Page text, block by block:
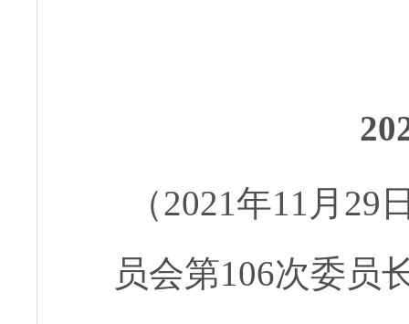
（2021年11月
员会第106次委员